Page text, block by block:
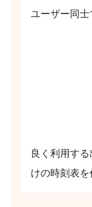
ユーザー同
良く利用す
けの時刻表